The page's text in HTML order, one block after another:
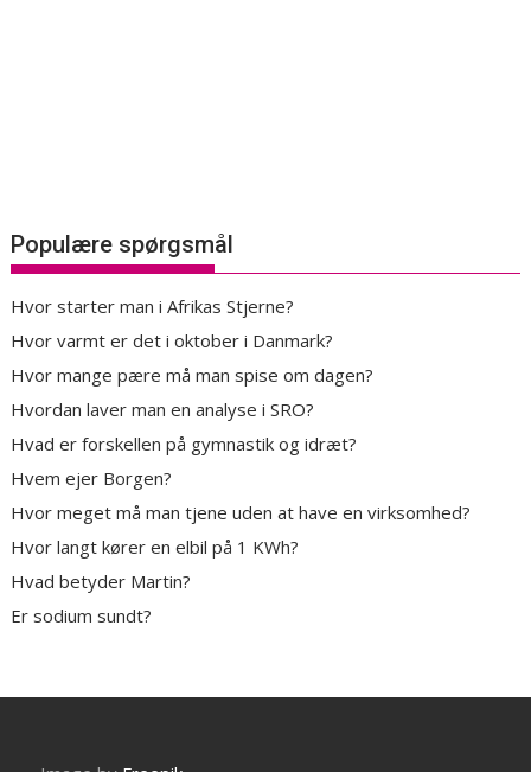
Populære spørgsmål
Hvor starter man i Afrikas Stjerne?
Hvor varmt er det i oktober i Danmark?
Hvor mange pære må man spise om dagen?
Hvordan laver man en analyse i SRO?
Hvad er forskellen på gymnastik og idræt?
Hvem ejer Borgen?
Hvor meget må man tjene uden at have en virksomhed?
Hvor langt kører en elbil på 1 KWh?
Hvad betyder Martin?
Er sodium sundt?